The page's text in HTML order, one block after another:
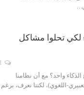
…
8 أنواع من الذكاء لكي تحلوا مشاكل
واحد؟ مع أن نظامنا
اللغوي)، لكننا نعرف، برغم